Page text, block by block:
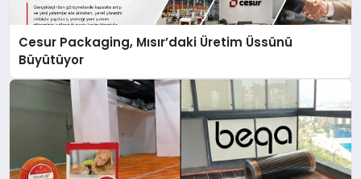
Cesur Packaging, Mısır’daki Üretim Üssünü
Büyütüyor